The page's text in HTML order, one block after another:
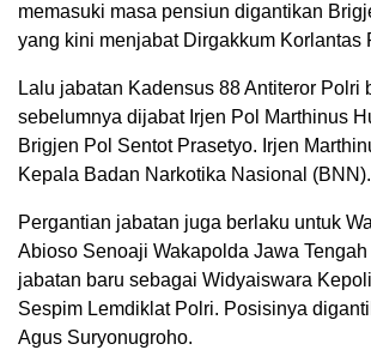
memasuki masa pensiun digantikan
yang kini menjabat Dirgakkum Korlantas
Lalu jabatan Kadensus 88 Antiteror Polri
sebelumnya dijabat Irjen Pol Marthinus
Brigjen Pol Sentot Prasetyo. Irjen
Kepala Badan Narkotika Nasional (BNN).
Pergantian jabatan juga berlaku untuk
Abioso Senoaji Wakapolda Jawa
jabatan baru sebagai Widyaiswara
Sespim Lemdiklat Polri. Posisinya
Agus Suryonugroho.